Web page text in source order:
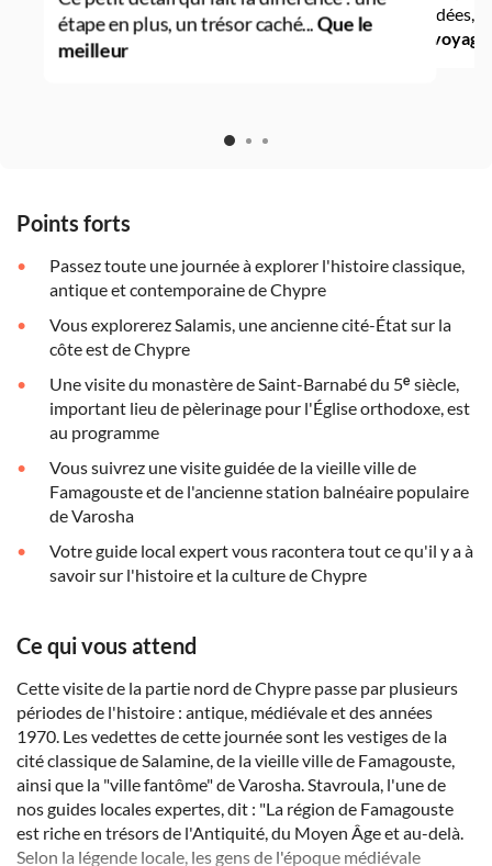
étape en plus, un trésor caché...Que le
meilleur
idées,
Points forts
Passez toute une journée à explorer l'histoire classique,
antique et contemporaine de Chypre
Vous explorerez Salamis, une ancienne cité-État sur la
côte est de Chypre
Une visite du monastère de Saint-Barnabé du 5ᵉ siècle,
important lieu de pèlerinage pour l'Église orthodoxe, est
au programme
Vous suivrez une visite guidée de la vieille ville de
Famagouste et de l'ancienne station balnéaire populaire
de Varosha
Votre guide local expert vous racontera tout ce qu'il y a à
savoir sur l'histoire et la culture de Chypre
Ce qui vous attend
Cette visite de la partie nord de Chypre passe par plusieurs
périodes de l'histoire : antique, médiévale et des années
1970. Les vedettes de cette journée sont les vestiges de la
cité classique de Salamine, de la vieille ville de Famagouste,
ainsi que la "ville fantôme" de Varosha. Stavroula, l'une de
nos guides locales expertes, dit : "La région de Famagouste
est riche en trésors de l'Antiquité, du Moyen Âge et au-delà.
Selon la légende locale, les gens de l'époque médiévale